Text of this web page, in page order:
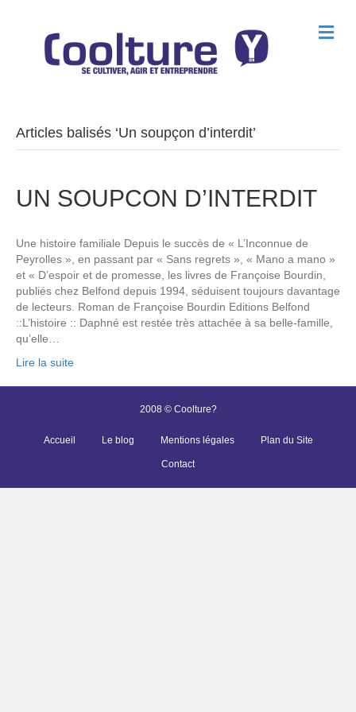
M
e
Articles balisés ‘Un soupçon d’interdit’
UN SOUPCON D’INTERDIT
Une histoire familiale Depuis le succès de « L’Inconnue de
Peyrolles », en passant par « Sans regrets », « Mano a mano »
et « D’espoir et de promesse, les livres de Françoise Bourdin,
publiés chez Belfond depuis 1994, séduisent toujours davantage
de lecteurs. Roman de Françoise Bourdin Editions Belfond
::L’histoire :: Daphné est restée très attachée à sa belle-famille,
qu’elle…
Lire la suite
2008 © Coolture?
Accueil Le blog Mentions légales Plan du Site
Contact